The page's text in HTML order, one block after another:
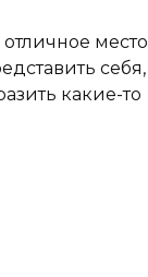
место
себя,
какие-то